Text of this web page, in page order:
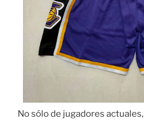
No sólo de jugadores actuales,